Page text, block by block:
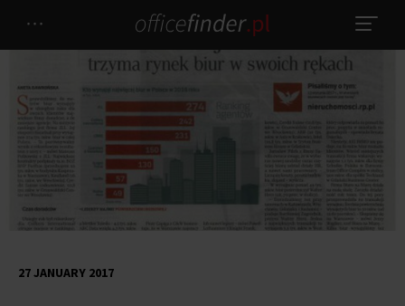
27 JANUARY 2017